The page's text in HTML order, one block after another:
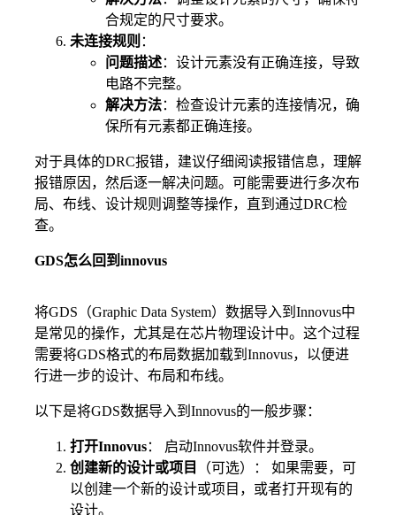
合规定的尺寸要求。
未连接规则 ：
问题描述：设计元素没有正确连接，导致
电路不完整。
解决方法：检查设计元素的连接情况，确
保所有元素都正确连接。
对于具体的DRC报错，建议仔细阅读报错信息，理解
报错原因，然后逐一解决问题。可能需要进行多次布
局、布线、设计规则调整等操作，直到通过DRC检
查。
GDS怎么回到innovus
将GDS（Graphic Data System）数据导入到Innovus中
是常见的操作，尤其是在芯片物理设计中。这个过程
需要将GDS格式的布局数据加载到Innovus，以便进
行进一步的设计、布局和布线。
以下是将GDS数据导入到Innovus的一般步骤：
打开Innovus： 启动Innovus软件并登录。
创建新的设计或项目
（可选）： 如果需要，可
以创建一个新的设计或项目，或者打开现有的
设计。